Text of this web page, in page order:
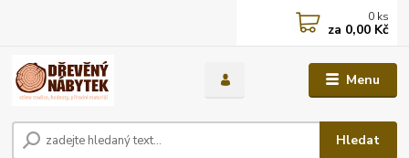
Menu
Hledat
0 ks
za 0,00 Kč